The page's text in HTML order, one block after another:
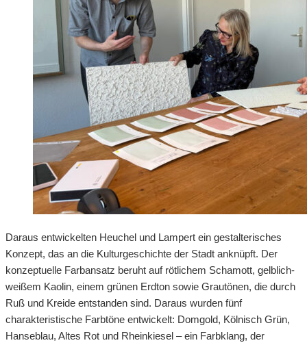
Daraus entwickelten Heuchel und Lampert ein gestalterisches
Konzept, das an die Kulturgeschichte der Stadt anknüpft. Der
konzeptuelle Farbansatz beruht auf rötlichem Schamott, gelblich-
weißem Kaolin, einem grünen Erdton sowie Grautönen, die durch
Ruß und Kreide entstanden sind. Daraus wurden fünf
charakteristische Farbtöne entwickelt: Domgold, Kölnisch Grün,
Hanseblau, Altes Rot und Rheinkiesel – ein Farbklang, der